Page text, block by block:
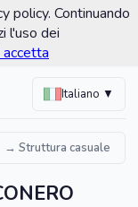
Italiano ▼
→ Struttura casuale
policy. Continuando
l'uso dei
accetta